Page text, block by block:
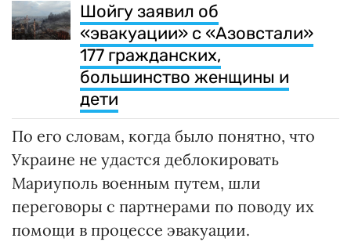
Шойгу заявил об
«эвакуации» с «Азовстали»
177 гражданских,
большинство женщины и
дети
По его словам, когда было понятно, что
Украине не удастся деблокировать
Мариуполь военным путем, шли
переговоры с партнерами по поводу их
помощи в процессе эвакуации.